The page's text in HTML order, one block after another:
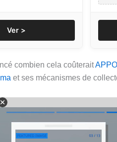
Ver >
combien cela coûterait
et ses mécanismes de